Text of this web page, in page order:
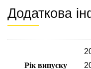
Додаткова
Рік випуску